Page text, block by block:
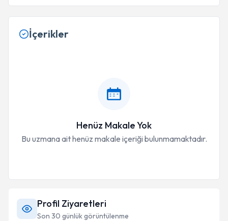
İçerikler
Henüz Makale Yok
Bu uzmana ait henüz makale içeriği bulunmamaktadır.
Profil Ziyaretleri
Son 30 günlük görüntülenme